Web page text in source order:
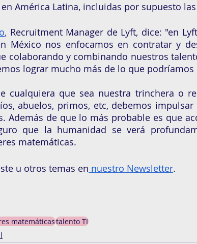
América Latina, incluidas por supuesto
, Recruitment Manager de Lyft, dice: "en
México nos enfocamos en contratar y
colaborando y combinando nuestros
lograr mucho más de lo que podríamos
cualquiera que sea nuestra trinchera o
abuelos, primos, etc, debemos
Además de que lo más probable es que
que la humanidad se verá
matemáticas.
u otros temas en nuestro Newsletter.
matemáticastalento TI